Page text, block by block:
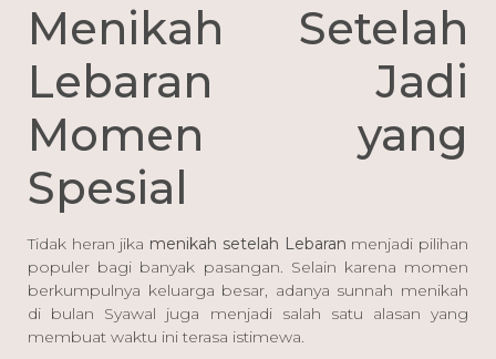
Menikah Setelah
Lebaran Jadi
Momen yang
Spesial
Tidak heran jika menikah setelah Lebaran menjadi pilihan
populer bagi banyak pasangan. Selain karena momen
berkumpulnya keluarga besar, adanya sunnah menikah
di bulan Syawal juga menjadi salah satu alasan yang
membuat waktu ini terasa istimewa.